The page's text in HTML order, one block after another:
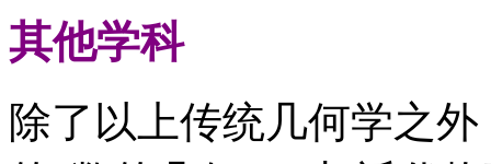
其他学科
除了以上传统几何学之